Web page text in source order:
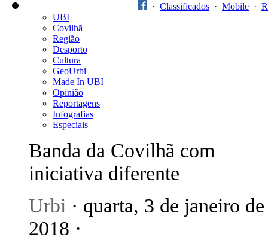
· Classificados · Mobile ·
UBI
Covilhã
Região
Desporto
Cultura
GeoUrbi
Made In UBI
Opinião
Reportagens
Infografias
Especiais
Banda da Covilhã com
iniciativa diferente
Urbi · quarta, 3 de janeiro de
2018 ·